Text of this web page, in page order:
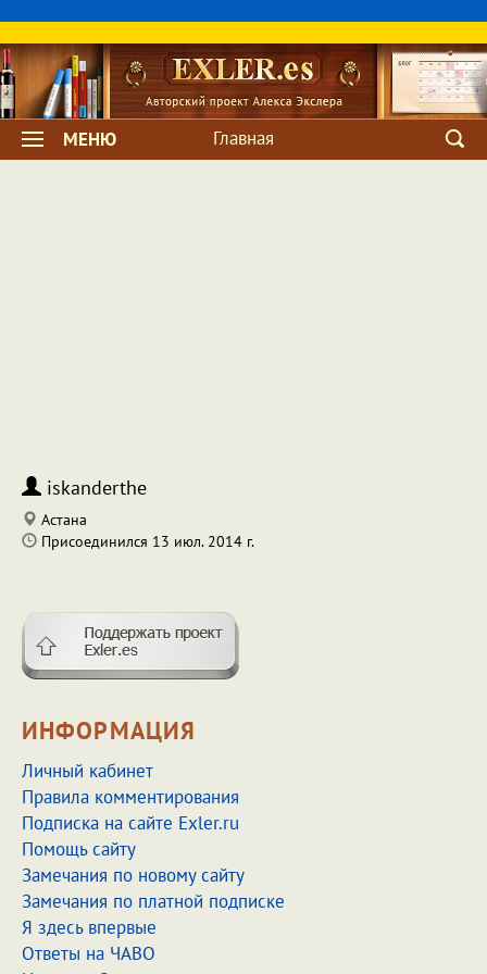
МЕНЮ Главная
iskanderthe
Астана
Присоединился 13 июл. 2014 г.
ИНФОРМАЦИЯ
Личный кабинет
Правила комментирования
Подписка на сайте Exler.ru
Помощь сайту
Замечания по новому сайту
Замечания по платной подписке
Я здесь впервые
Ответы на ЧАВО